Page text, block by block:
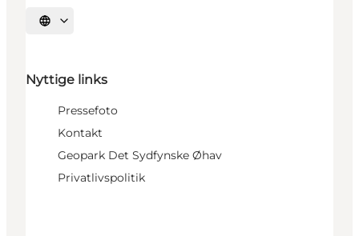
Vælg sprog
Nyttige links
Pressefoto
Kontakt
Geopark Det Sydfynske Øhav
Privatlivspolitik